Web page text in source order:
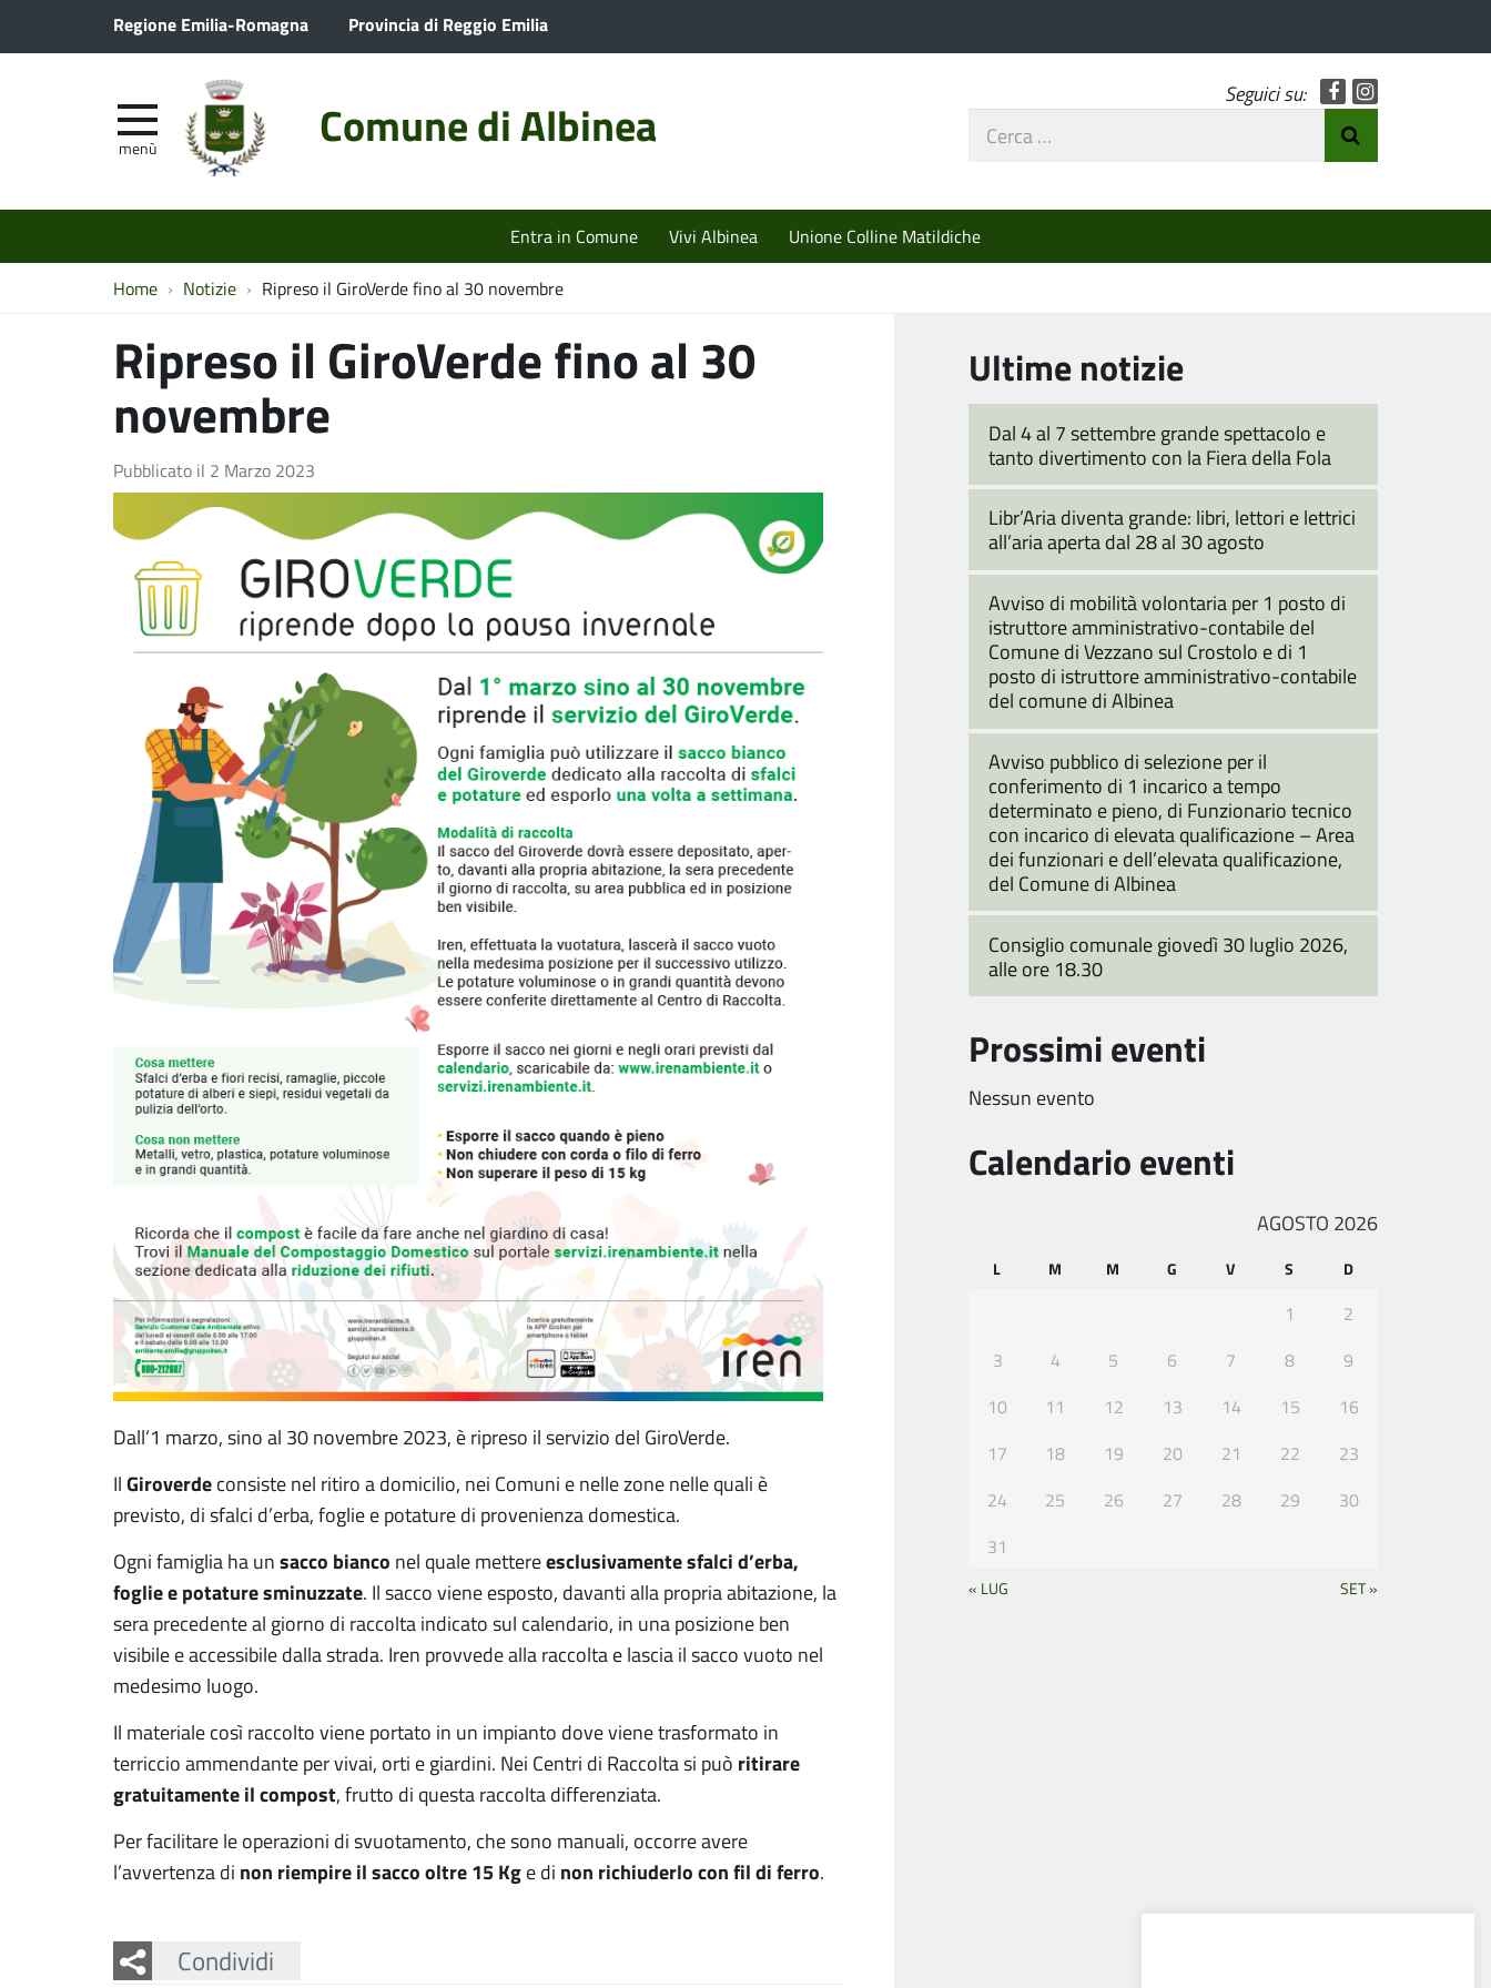
Regione Emilia-Romagna Provincia di Reggio Emilia
Comune di Albinea
menù
Seguici su: Facebook
Cerca
Entra in Comune Vivi Albinea Unione Colline Matildiche
Home Notizie Ripreso il GiroVerde fino al 30 novembre
Ripreso il GiroVerde fino al 30
novembre
Pubblicato il 2 Marzo 2023
Dall’1 marzo, sino al 30 novembre 2023, è ripreso il servizio del GiroVerde.
Il Giroverde consiste nel ritiro a domicilio, nei Comuni e nelle zone nelle quali è
previsto, di sfalci d’erba, foglie e potature di provenienza domestica.
Ogni famiglia ha un sacco bianco nel quale mettereesclusivamente sfalci d’erba,
foglie e potature sminuzzate. Il sacco viene esposto, davanti alla propria abitazione, la
sera precedente al giorno di raccolta indicato sul calendario, in una posizione ben
visibile e accessibile dalla strada. Iren provvede alla raccolta e lascia il sacco vuoto nel
medesimo luogo.
Il materiale così raccolto viene portato in un impianto dove viene trasformato in
terriccio ammendante per vivai, orti e giardini. Nei Centri di Raccolta si può ritirare
gratuitamente il compost, frutto di questa raccolta differenziata.
Per facilitare le operazioni di svuotamento, che sono manuali, occorre avere
l’avvertenza di non riempire il sacco oltre 15 Kg e di non richiuderlo con fil di ferro.
Condividi
Facebook
Twitter
Whatsapp
Ultime notizie
Dal 4 al 7 settembre grande spettacolo e
tanto divertimento con la Fiera della Fola
Libr’Aria diventa grande: libri, lettori e lettrici
all’aria aperta dal 28 al 30 agosto
Avviso di mobilità volontaria per 1 posto di
istruttore amministrativo-contabile del
Comune di Vezzano sul Crostolo e di 1
posto di istruttore amministrativo-contabile
del comune di Albinea
Avviso pubblico di selezione per il
conferimento di 1 incarico a tempo
determinato e pieno, di Funzionario tecnico
con incarico di elevata qualificazione – Area
dei funzionari e dell’elevata qualificazione,
del Comune di Albinea
Consiglio comunale giovedì 30 luglio 2026,
alle ore 18.30
Prossimi eventi
Nessun evento
Calendario eventi
AGOSTO 2026
L M M G V S D
1
2
3
4 5 6 7 8
9
10
11 12 13 14 15
16
17
18 19 20 21 22
23
24
25 26 27 28 29
30
31
« LUG SET »